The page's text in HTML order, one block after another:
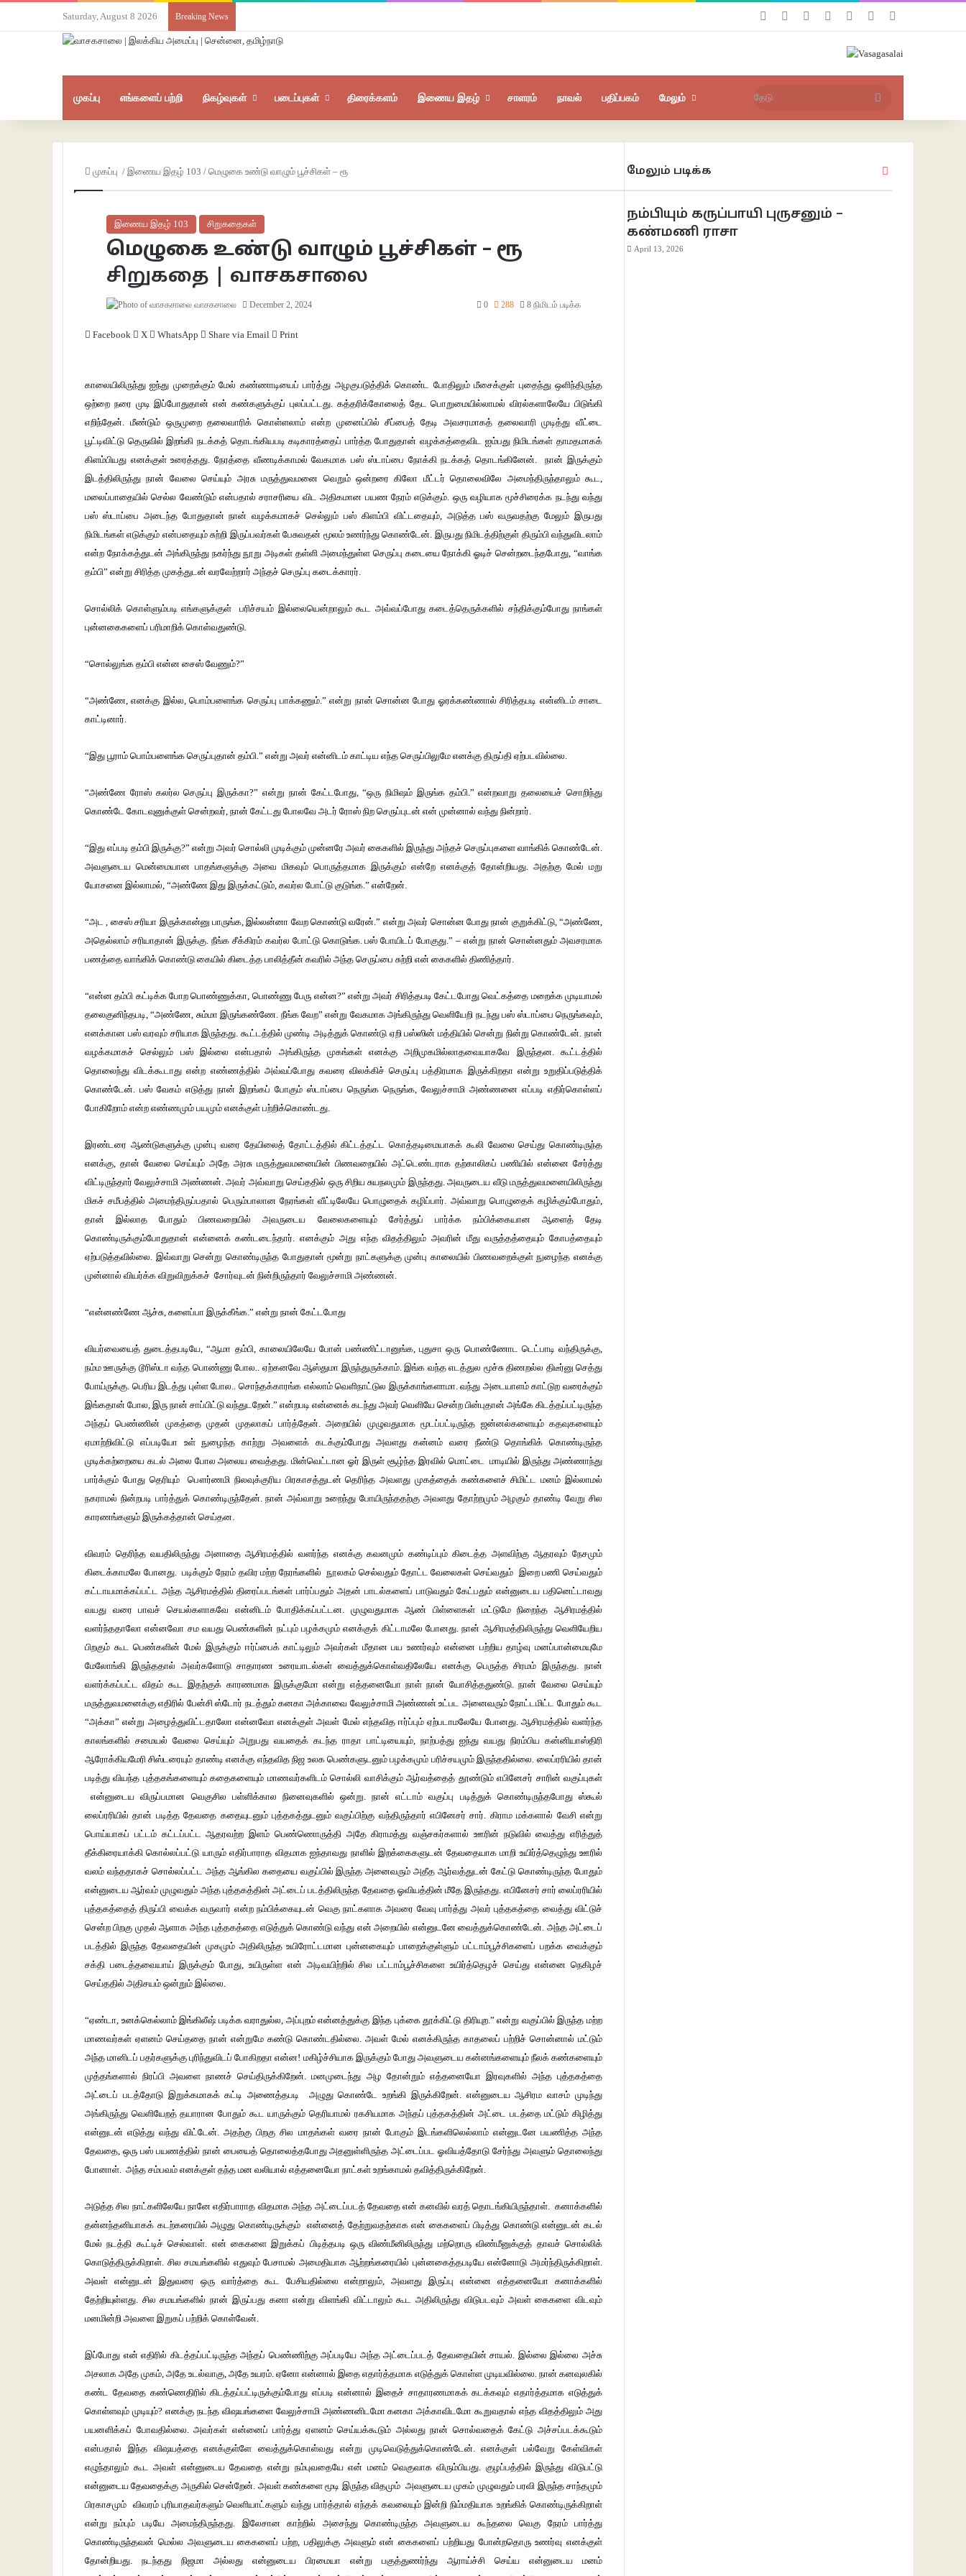
Saturday, August 8 2026 Breaking News Facebook YouTubeInstagramபுகுபதிகைசீரற்ற பதிவுகள்
முகப்பு எங்களைப் பற்றி நிகழ்வுகள் படைப்புகள் திரைக்களம் இணைய இதழ் சாளரம் நாவல் பதிப்பகம் மேலும் தேடு
முகப்பு / இணைய இதழ் 103 / மெழுகை உண்டு வாழும் பூச்சிகள் – ரூ
இணைய இதழ் 103 சிறுகதைகள்
மெழுகை உண்டு வாழும் பூச்சிகள் – ரூ
சிறுகதை | வாசகசாலை
வாசகசாலை December 2, 2024 0 288 8 நிமிடம் படிக்க
Facebook X WhatsApp Share via Email Print
காலையிலிருந்து ஐந்து முறைக்கும் மேல் கண்ணாடியைப் பார்த்து அழகுபடுத்திக் கொண்ட போதிலும் மீசைக்குள் புதைந்து ஒளிந்திருந்த
ஒற்றை நரை முடி இப்போதுதான் என் கண்களுக்குப் புலப்பட்டது. கத்தரிக்கோலைத் தேட பொறுமையில்லாமல் விரல்களாலேயே பிடுங்கி
எறிந்தேன். மீண்டும் ஒருமுறை தலைவாரிக் கொள்ளலாம் என்ற முனைப்பில் சீப்பைத் தேடி அவசரமாகத் தலைவாரி முடித்து வீட்டை
பூட்டிவிட்டு தெருவில் இறங்கி நடக்கத் தொடங்கியபடி கடிகாரத்தைப் பார்த்த போதுதான் வழக்கத்தைவிட ஐம்பது நிமிடங்கள் தாமதமாகக்
கிளம்பியது எனக்குள் உரைத்தது. நேரத்தை வீணடிக்காமல் வேகமாக பஸ் ஸ்டாப்பை நோக்கி நடக்கத் தொடங்கினேன். நான் இருக்கும்
இடத்திலிருந்து நான் வேலை செய்யும் அரசு மருத்துவமனை வெறும் ஒன்றரை கிலோ மீட்டர் தொலைவிலே அமைந்திருந்தாலும் கூட,
மலைப்பாதையில் செல்ல வேண்டும் என்பதால் சராசரியை விட அதிகமான பயண நேரம் எடுக்கும். ஒரு வழியாக மூச்சிரைக்க நடந்து வந்து
பஸ் ஸ்டாப்பை அடைந்த போதுதான் நான் வழக்கமாகச் செல்லும் பஸ் கிளம்பி விட்டதையும், அடுத்த பஸ் வருவதற்கு மேலும் இருபது
நிமிடங்கள் எடுக்கும் என்பதையும் சுற்றி இருப்பவர்கள் பேசுவதன் மூலம் உணர்ந்து கொண்டேன். இருபது நிமிடத்திற்குள் திரும்பி வந்துவிடலாம்
என்ற நோக்கத்துடன் அங்கிருந்து நகர்ந்து நூறு அடிகள் தள்ளி அமைந்துள்ள செருப்பு கடையை நோக்கி ஓடிச் சென்றடைந்தபோது, “வாங்க
தம்பி” என்று சிரித்த முகத்துடன் வரவேற்றார் அந்தச் செருப்பு கடைக்காரர்.
சொல்லிக் கொள்ளும்படி எங்களுக்குள் பரிச்சயம் இல்லையென்றாலும் கூட அவ்வப்போது கடைத்தெருக்களில் சந்திக்கும்போது நாங்கள்
புன்னகைகளைப் பரிமாறிக் கொள்வதுண்டு.
“சொல்லுங்க தம்பி என்ன சைஸ் வேணும்?”
“அண்ணே, எனக்கு இல்ல, பொம்பளைங்க செருப்பு பாக்கணும்.” என்று நான் சொன்ன போது ஓரக்கண்ணால் சிரித்தபடி என்னிடம் சாடை
காட்டினார்.
“இது பூராம் பொம்பளைங்க செருப்புதான் தம்பி.” என்று அவர் என்னிடம் காட்டிய எந்த செருப்பிலுமே எனக்கு திருப்தி ஏற்படவில்லை.
“அண்ணே ரோஸ் கலர்ல செருப்பு இருக்கா?” என்று நான் கேட்டபோது, “ஒரு நிமிஷம் இருங்க தம்பி.” என்றவாறு தலையைச் சொறிந்து
கொண்டே கோடவுனுக்குள் சென்றவர், நான் கேட்டது போலவே அடர் ரோஸ் நிற செருப்புடன் என் முன்னால் வந்து நின்றார்.
“இது எப்படி தம்பி இருக்கு?” என்று அவர் சொல்லி முடிக்கும் முன்னரே அவர் கைகளில் இருந்து அந்தச் செருப்புகளை வாங்கிக் கொண்டேன்.
அவளுடைய மென்மையான பாதங்களுக்கு அவை மிகவும் பொருத்தமாக இருக்கும் என்றே எனக்குத் தோன்றியது. அதற்கு மேல் மறு
யோசனை இல்லாமல், “அண்ணே இது இருக்கட்டும், கவர்ல போட்டு குடுங்க.” என்றேன்.
“அட , சைஸ் சரியா இருக்கான்னு பாருங்க, இல்லன்னா வேற கொண்டு வரேன்.” என்று அவர் சொன்ன போது நான் குறுக்கிட்டு, “அண்ணே,
அதெல்லாம் சரியாதான் இருக்கு. நீங்க சீக்கிரம் கவர்ல போட்டு கொடுங்க. பஸ் போயிடப் போகுது.” – என்று நான் சொன்னதும் அவசரமாக
பணத்தை வாங்கிக் கொண்டு கையில் கிடைத்த பாலித்தீன் கவரில் அந்த செருப்பை சுற்றி என் கைகளில் திணித்தார்.
“என்ன தம்பி கட்டிக்க போற பொண்ணுக்கா, பொண்ணு பேரு என்ன?” என்று அவர் சிரித்தபடி கேட்டபோது வெட்கத்தை மறைக்க முடியாமல்
தலைகுனிந்தபடி, “அண்ணே, சும்மா இருங்கண்ணே. நீங்க வேற” என்று வேகமாக அங்கிருந்து வெளியேறி நடந்து பஸ் ஸ்டாப்பை நெருங்கவும்,
எனக்கான பஸ் வரவும் சரியாக இருந்தது. கூட்டத்தில் முண்டி அடித்துக் கொண்டு ஏறி பஸ்ஸின் மத்தியில் சென்று நின்று கொண்டேன். நான்
வழக்கமாகச் செல்லும் பஸ் இல்லை என்பதால் அங்கிருந்த முகங்கள் எனக்கு அறிமுகமில்லாதவையாகவே இருந்தன. கூட்டத்தில்
தொலைந்து விடக்கூடாது என்ற எண்ணத்தில் அவ்வப்போது கவரை விலக்கிச் செருப்பு பத்திரமாக இருக்கிறதா என்று உறுதிப்படுத்திக்
கொண்டேன். பஸ் வேகம் எடுத்து நான் இறங்கப் போகும் ஸ்டாப்பை நெருங்க நெருங்க, வேலுச்சாமி அண்ணனை எப்படி எதிர்கொள்ளப்
போகிறோம் என்ற எண்ணமும் பயமும் எனக்குள் பற்றிக்கொண்டது.
இரண்டரை ஆண்டுகளுக்கு முன்பு வரை தேயிலைத் தோட்டத்தில் கிட்டத்தட்ட கொத்தடிமையாகக் கூலி வேலை செய்து கொண்டிருந்த
எனக்கு, தான் வேலை செய்யும் அதே அரசு மருத்துவமனையின் பிணவறையில் அட்டெண்டராக தற்காலிகப் பணியில் என்னை சேர்த்து
விட்டிருந்தார் வேலுச்சாமி அண்ணன். அவர் அவ்வாறு செய்ததில் ஒரு சிறிய சுயநலமும் இருந்தது. அவருடைய வீடு மருத்துவமனையிலிருந்து
மிகச் சமீபத்தில் அமைந்திருப்பதால் பெரும்பாலான நேரங்கள் வீட்டிலேயே பொழுதைக் கழிப்பார். அவ்வாறு பொழுதைக் கழிக்கும்போதும்,
தான் இல்லாத போதும் பிணவறையில் அவருடைய வேலைகளையும் சேர்த்துப் பார்க்க நம்பிக்கையான ஆளைத் தேடி
கொண்டிருக்கும்போதுதான் என்னைக் கண்டடைந்தார். எனக்கும் அது எந்த விதத்திலும் அவரின் மீது வருத்தத்தையும் கோபத்தையும்
ஏற்படுத்தவில்லை. இவ்வாறு சென்று கொண்டிருந்த போதுதான் மூன்று நாட்களுக்கு முன்பு காலையில் பிணவறைக்குள் நுழைந்த எனக்கு
முன்னால் வியர்க்க விறுவிறுக்கச் சோர்வுடன் நின்றிருந்தார் வேலுச்சாமி அண்ணன்.
“என்னண்ணே ஆச்சு, களைப்பா இருக்கீங்க.” என்று நான் கேட்டபோது
வியர்வையைத் துடைத்தபடியே, “ஆமா தம்பி, காலையிலேயே போன் பண்ணிட்டானுங்க, புதுசா ஒரு பொண்ணோட டெட்பாடி வந்திருக்கு,
நம்ம ஊருக்கு டூரிஸ்டா வந்த பொண்ணு போல.. ஏற்கனவே ஆஸ்துமா இருந்துருக்காம். இங்க வந்த எடத்துல மூச்சு திணறல்ல திடீர்னு செத்து
போய்ருக்கு. பெரிய இடத்து புள்ள போல.. சொந்தக்காரங்க எல்லாம் வெளிநாட்டுல இருக்காங்களாமா. வந்து அடையாளம் காட்டுற வரைக்கும்
இங்கதான் போல, இரு நான் சாப்பிட்டு வந்துடறேன்.” என்றபடி என்னைக் கடந்து அவர் வெளியே சென்ற பின்புதான் அங்கே கிடத்தப்பட்டிருந்த
அந்தப் பெண்ணின் முகத்தை முதன் முதலாகப் பார்த்தேன். அறையில் முழுவதுமாக மூடப்பட்டிருந்த ஜன்னல்களையும் கதவுகளையும்
ஏமாற்றிவிட்டு எப்படியோ உள் நுழைந்த காற்று அவளைக் கடக்கும்போது அவளது கன்னம் வரை நீண்டு தொங்கிக் கொண்டிருந்த
முடிக்கற்றையை கடல் அலை போல அலைய வைத்தது. மின்வெட்டான ஓர் இருள் சூழ்ந்த இரவில் மொட்டை மாடியில் இருந்து அண்ணாந்து
பார்க்கும் போது தெரியும் பௌர்ணமி நிலவுக்குரிய பிரகாசத்துடன் தெரிந்த அவளது முகத்தைக் கண்களைச் சிமிட்ட மனம் இல்லாமல்
நகராமல் நின்றபடி பார்த்துக் கொண்டிருந்தேன். நான் அவ்வாறு உறைந்து போயிருந்ததற்கு அவளது தோற்றமும் அழகும் தாண்டி வேறு சில
காரணங்களும் இருக்கத்தான் செய்தன.
விவரம் தெரிந்த வயதிலிருந்து அனாதை ஆசிரமத்தில் வளர்ந்த எனக்கு கவனமும் கண்டிப்பும் கிடைத்த அளவிற்கு ஆதரவும் நேசமும்
கிடைக்காமலே போனது. படிக்கும் நேரம் தவிர மற்ற நேரங்களில் நூலகம் செல்வதும் தோட்ட வேலைகள் செய்வதும் இறை பணி செய்வதும்
கட்டாயமாக்கப்பட்ட அந்த ஆசிரமத்தில் திரைப்படங்கள் பார்ப்பதும் அதன் பாடல்களைப் பாடுவதும் கேட்பதும் என்னுடைய பதினெட்டாவது
வயது வரை பாவச் செயல்களாகவே என்னிடம் போதிக்கப்பட்டன. முழுவதுமாக ஆண் பிள்ளைகள் மட்டுமே நிறைந்த ஆசிரமத்தில்
வளர்ந்ததாலோ என்னவோ சம வயது பெண்களின் நட்பும் பழக்கமும் எனக்குக் கிட்டாமலே போனது. நான் ஆசிரமத்திலிருந்து வெளியேறிய
பிறகும் கூட பெண்களின் மேல் இருக்கும் ஈர்ப்பைக் காட்டிலும் அவர்கள் மீதான பய உணர்வும் என்னை பற்றிய தாழ்வு மனப்பான்மையுமே
மேலோங்கி இருந்ததால் அவர்களோடு சாதாரண உரையாடல்கள் வைத்துக்கொள்வதிலேயே எனக்கு பெருத்த சிரமம் இருந்தது. நான்
வளர்க்கப்பட்ட விதம் கூட இதற்குக் காரணமாக இருக்குமோ என்று எத்தனையோ நாள் நான் யோசித்ததுண்டு. நான் வேலை செய்யும்
மருத்துவமனைக்கு எதிரில் பேன்சி ஸ்டோர் நடத்தும் கனகா அக்காவை வேலுச்சாமி அண்ணன் உட்பட அனைவரும் நோட்டமிட்ட போதும் கூட
“அக்கா” என்று அழைத்துவிட்டதாலோ என்னவோ எனக்குள் அவள் மேல் எந்தவித ஈர்ப்பும் ஏற்படாமலேயே போனது. ஆசிரமத்தில் வளர்ந்த
காலங்களில் சமையல் வேலை செய்யும் அறுபது வயதைக் கடந்த ராதா பாட்டியையும், நாற்பத்து ஐந்து வயது நிரம்பிய கன்னியாஸ்திரி
ஆரோக்கியமேரி சிஸ்டரையும் தாண்டி எனக்கு எந்தவித நிஜ உலக பெண்களுடனும் பழக்கமும் பரிச்சயமும் இருந்ததில்லை. லைப்ரரியில் தான்
படித்து வியந்த புத்தகங்களையும் கதைகளையும் மாணவர்களிடம் சொல்லி வாசிக்கும் ஆர்வத்தைத் தூண்டும் எபினேசர் சாரின் வகுப்புகள்
என்னுடைய விருப்பமான வெகுசில பள்ளிக்கால நினைவுகளில் ஒன்று. நான் எட்டாம் வகுப்பு படித்துக் கொண்டிருந்தபோது ஸ்கூல்
லைப்ரரியில் தான் படித்த தேவதை கதையுடனும் புத்தகத்துடனும் வகுப்பிற்கு வந்திருந்தார் எபினேசர் சார். கிராம மக்களால் வேசி என்று
பொய்யாகப் பட்டம் கட்டப்பட்ட ஆதரவற்ற இளம் பெண்ணொருத்தி அதே கிராமத்து வஞ்சகர்களால் ஊரின் நடுவில் வைத்து எரித்துத்
தீக்கிரையாக்கி கொல்லப்பட்டு யாரும் எதிர்பாராத விதமாக ஐந்தாவது நாளில் இறக்கைகளுடன் தேவதையாக மாறி உயிர்த்தெழுந்து ஊரில்
வலம் வந்ததாகச் சொல்லப்பட்ட அந்த ஆங்கில கதையை வகுப்பில் இருந்த அனைவரும் அதீத ஆர்வத்துடன் கேட்டு கொண்டிருந்த போதும்
என்னுடைய ஆர்வம் முழுவதும் அந்த புத்தகத்தின் அட்டைப் படத்திலிருந்த தேவதை ஓவியத்தின் மீதே இருந்தது. எபினேசர் சார் லைப்ரரியில்
புத்தகத்தைத் திருப்பி வைக்க வருவார் என்ற நம்பிக்கையுடன் வெகு நாட்களாக அவரை வேவு பார்த்து அவர் புத்தகத்தை வைத்து விட்டுச்
சென்ற பிறகு முதல் ஆளாக அந்த புத்தகத்தை எடுத்துக் கொண்டு வந்து என் அறையில் என்னுடனே வைத்துக்கொண்டேன். அந்த அட்டைப்
படத்தில் இருந்த தேவதையின் முகமும் அதிலிருந்த உயிரோட்டமான புன்னகையும் பாறைக்குள்ளும் பட்டாம்பூச்சிகளைப் பறக்க வைக்கும்
சக்தி படைத்தவையாய் இருக்கும் போது, உயிருள்ள என் அடிவயிற்றில் சில பட்டாம்பூச்சிகளை உயிர்த்தெழச் செய்து என்னை நெகிழச்
செய்ததில் அதிசயம் ஒன்றும் இல்லை.
“ஏண்டா, உனக்கெல்லாம் இங்கிலீஷ் படிக்க வராதுல்ல, அப்புறம் என்னத்துக்கு இந்த புக்கை தூக்கிட்டு திரியுற.” என்று வகுப்பில் இருந்த மற்ற
மாணவர்கள் ஏளனம் செய்ததை நான் என்றுமே கண்டு கொண்டதில்லை. அவள் மேல் எனக்கிருந்த காதலைப் பற்றிச் சொன்னால் மட்டும்
அந்த மானிடப் பதர்களுக்கு புரிந்துவிடப் போகிறதா என்ன! மகிழ்ச்சியாக இருக்கும் போது அவளுடைய கன்னங்களையும் நீலக் கண்களையும்
முத்தங்களால் நிரப்பி அவளை நாணச் செய்திருக்கிறேன். மனமுடைந்து அழ தோன்றும் எத்தனையோ இரவுகளில் அந்த புத்தகத்தை
அட்டைப் படத்தோடு இறுக்கமாகக் கட்டி அணைத்தபடி அழுது கொண்டே உறங்கி இருக்கிறேன். என்னுடைய ஆசிரம வாசம் முடிந்து
அங்கிருந்து வெளியேறத் தயாரான போதும் கூட யாருக்கும் தெரியாமல் ரகசியமாக அந்தப் புத்தகத்தின் அட்டை படத்தை மட்டும் கிழித்து
என்னுடன் எடுத்து வந்து விட்டேன். அதற்கு பிறகு சில மாதங்கள் வரை நான் போகும் இடங்களிலெல்லாம் என்னுடனே பயணித்த அந்த
தேவதை, ஒரு பஸ் பயணத்தில் நான் பையைத் தொலைத்தபோது அதனுள்ளிருந்த அட்டைப்பட ஓவியத்தோடு சேர்ந்து அவளும் தொலைந்து
போனாள். அந்த சம்பவம் எனக்குள் தந்த மன வலியால் எத்தனையோ நாட்கள் உறங்காமல் தவித்திருக்கிறேன்.
அடுத்த சில நாட்களிலேயே நானே எதிர்பாராத விதமாக அந்த அட்டைப்படத் தேவதை என் கனவில் வரத் தொடங்கியிருந்தாள். கனாக்களில்
தன்னந்தனியாகக் கடற்கரையில் அழுது கொண்டிருக்கும் என்னைத் தேற்றுவதற்காக என் கைகளைப் பிடித்து கொண்டு என்னுடன் கடல்
மேல் நடத்தி கூட்டிச் செல்வாள். என் கைகளை இறுக்கப் பிடித்தபடி ஒரு விண்மீனிலிருந்து மற்றொரு விண்மீனுக்குத் தாவச் சொல்லிக்
கொடுத்திருக்கிறாள். சில சமயங்களில் எதுவும் பேசாமல் அமைதியாக ஆற்றங்கரையில் புன்னகைத்தபடியே என்னோடு அமர்ந்திருக்கிறாள்.
அவள் என்னுடன் இதுவரை ஒரு வார்த்தை கூட பேசியதில்லை என்றாலும், அவளது இருப்பு என்னை எத்தனையோ கனாக்களில்
தேற்றியுள்ளது. சில சமயங்களில் நான் இருப்பது கனா என்று விளங்கி விட்டாலும் கூட அதிலிருந்து விடுபடவும் அவள் கைகளை விடவும்
மனமின்றி அவளை இறுகப் பற்றிக் கொள்வேன்.
இப்போது என் எதிரில் கிடத்தப்பட்டிருந்த அந்தப் பெண்ணிற்கு அப்படியே அந்த அட்டைப்படத் தேவதையின் சாயல். இல்லை இல்லை அச்சு
அசலாக அதே முகம், அதே உடல்வாகு, அதே உயரம். ஏனோ என்னால் இதை எதார்த்தமாக எடுத்துக் கொள்ள முடியவில்லை. நான் கனவுலகில்
கண்ட தேவதை கண்ணெதிரில் கிடத்தப்பட்டிருக்கும்போது எப்படி என்னால் இதைச் சாதாரணமாகக் கடக்கவும் எதார்த்தமாக எடுத்துக்
கொள்ளவும் முடியும்? எனக்கு நடந்த விஷயங்களை வேலுச்சாமி அண்ணனிடமோ கனகா அக்காவிடமோ கூறுவதால் எந்த விதத்திலும் அது
பயனளிக்கப் போவதில்லை. அவர்கள் என்னைப் பார்த்து ஏளனம் செய்யக்கூடும் அல்லது நான் சொல்வதைக் கேட்டு அச்சப்படக்கூடும்
என்பதால் இந்த விஷயத்தை எனக்குள்ளே வைத்துக்கொள்வது என்று முடிவெடுத்துக்கொண்டேன். எனக்குள் பல்வேறு கேள்விகள்
எழுந்தாலும் கூட அவள் என்னுடைய தேவதை என்று நம்புவதையே என் மனம் வெகுவாக விரும்பியது. குழப்பத்தில் இருந்து விடுபட்டு
என்னுடைய தேவதைக்கு அருகில் சென்றேன். அவள் கண்களை மூடி இருந்த விதமும் அவளுடைய முகம் முழுவதும் பரவி இருந்த சாந்தமும்
பிரகாசமும் விவரம் புரியாதவர்களும் வெளியாட்களும் வந்து பார்த்தால் எந்தக் கவலையும் இன்றி நிம்மதியாக உறங்கிக் கொண்டிருக்கிறாள்
என்று நம்பும் படியே அமைந்திருந்தது. இலேசான காற்றில் அசைந்து கொண்டிருந்த அவளுடைய கூந்தலை வெகு நேரம் பார்த்து
கொண்டிருந்தவன் மெல்ல அவளுடைய கைகளைப் பற்ற, பதிலுக்கு அவளும் என் கைகளைப் பற்றியது போன்றதொரு உணர்வு எனக்குள்
தோன்றியது. நடந்தது நிஜமா அல்லது என்னுடைய பிரமையா என்று பகுத்துணர்ந்து ஆராய்ச்சி செய்ய என்னுடைய மனம்
மேலும் படிக்க Close
நம்பியும் கருப்பாயி புருசனும் –
கண்மணி ராசா
April 13, 2026